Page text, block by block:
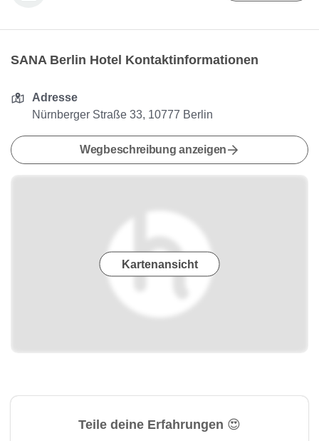
SANA Berlin Hotel Kontaktinformationen
Adresse
Nürnberger Straße 33, 10777 Berlin
Wegbeschreibung anzeigen
Kartenansicht
Teile deine Erfahrungen 😍